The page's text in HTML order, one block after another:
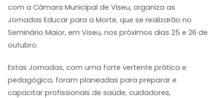
com a Câmara Municipal de Viseu, organiza as
Jornadas Educar para a Morte, que se realizarão no
Seminário Maior, em Viseu, nos próximos dias 25 e 26 de
outubro.
Estas Jornadas, com uma forte vertente prática e
pedagógica, foram planeadas para preparar e
capacitar profissionais de saúde, cuidadores,